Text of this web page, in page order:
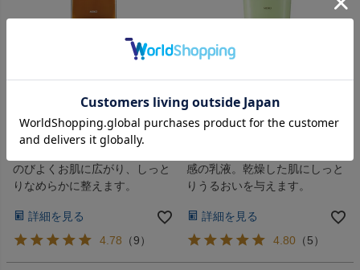
とり肌へ。
オクタードEX ミルクRH
価格 ¥1,540税込 〜
のびよくお肌に広がり、しっと
りなめらかに整えます。
詳細を見る
4.78 （9）
っとりうるおいを与える。
ナチュラクター ミルク
150mL
価格 ¥1,100 税込
〜
感の乳液。乾燥した肌にしっと
りうるおいを与えます。
詳細を見る
4.80 （5）